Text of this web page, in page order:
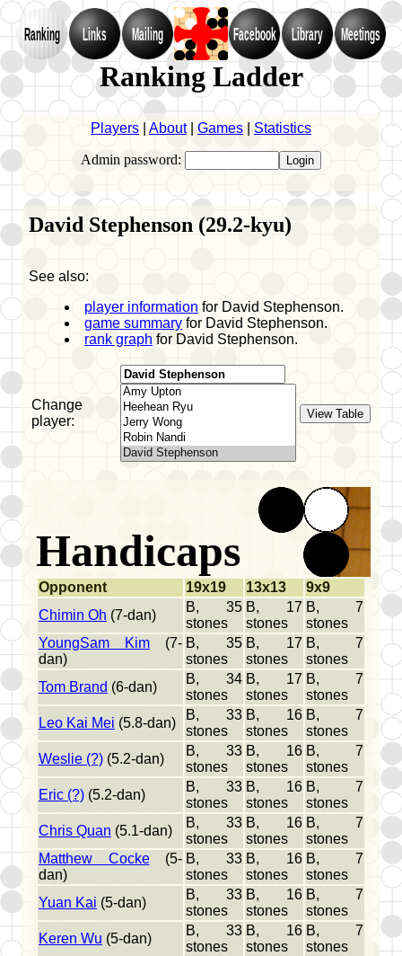
Ranking Links Mailing Facebook Library Meetings
Ranking Ladder
Players About| Games Statistics
Admin password:
David Stephenson (29.2-kyu)
See also:
player information for David Stephenson.
game summary for David Stephenson.
rank graph for David Stephenson.
Change
player:
Handicaps
Opponent 19x19 13x13
9x9
Chimin Oh (7-dan)
B, 35
stones
B, 17
stones
B, 7
stones
YoungSam Kim (7-
dan)
B, 35
stones
B, 17
stones
B, 7
stones
Tom Brand (6-dan)
B, 34
stones
B, 17
stones
B, 7
stones
Leo Kai Mei (5.8-dan)
B, 33
stones
B, 16
stones
B, 7
stones
Weslie (?) (5.2-dan)
B, 33
stones
B, 16
stones
B, 7
stones
Eric (?) (5.2-dan)
B, 33
stones
B, 16
stones
B, 7
stones
Chris Quan (5.1-dan)
B, 33
stones
B, 16
stones
B, 7
stones
Matthew Cocke(5-
dan)
B, 33
stones
B, 16
stones
B, 7
stones
Yuan Kai (5-dan)
B, 33
stones
B, 16
stones
B, 7
stones
Keren Wu (5-dan)
B, 33
stones
B, 16
stones
B, 7
stones